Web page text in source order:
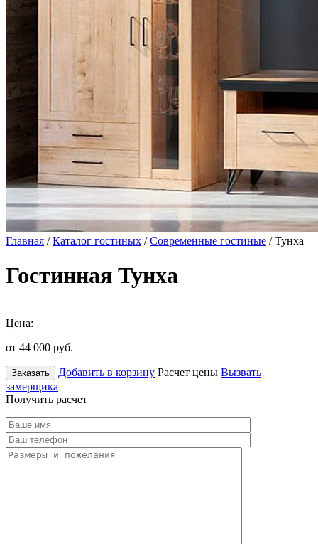
Главная /Каталог гостиных /Современные гостиные / Тунха
Гостинная Тунха
Цена:
от 44 000 руб.
Заказать Добавить в корзину Расчет цены Вызвать
замерщика
Получить расчет